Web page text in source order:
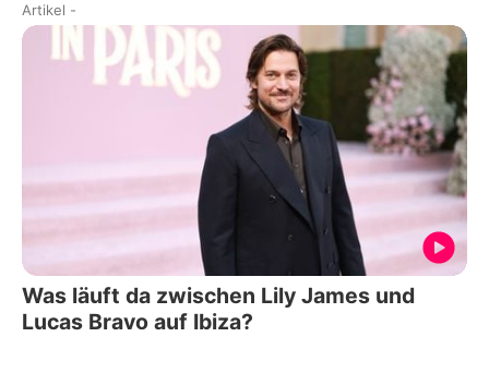
Artikel -
Was läuft da zwischen Lily James und
Lucas Bravo auf Ibiza?